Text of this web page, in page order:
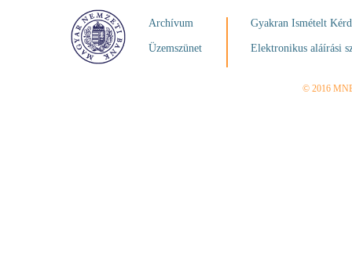
Archívum
Üzemszünet
Gyakran Ismételt
Elektronikus aláírási
© 2016